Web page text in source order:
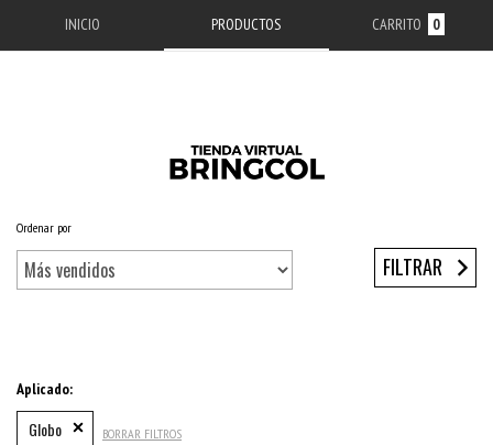
INICIO PRODUCTOS CARRITO 0
Inicio / ACCESORIOS APPLE
Ordenar por
FILTRAR
Aplicado:
Globo BORRAR FILTROS